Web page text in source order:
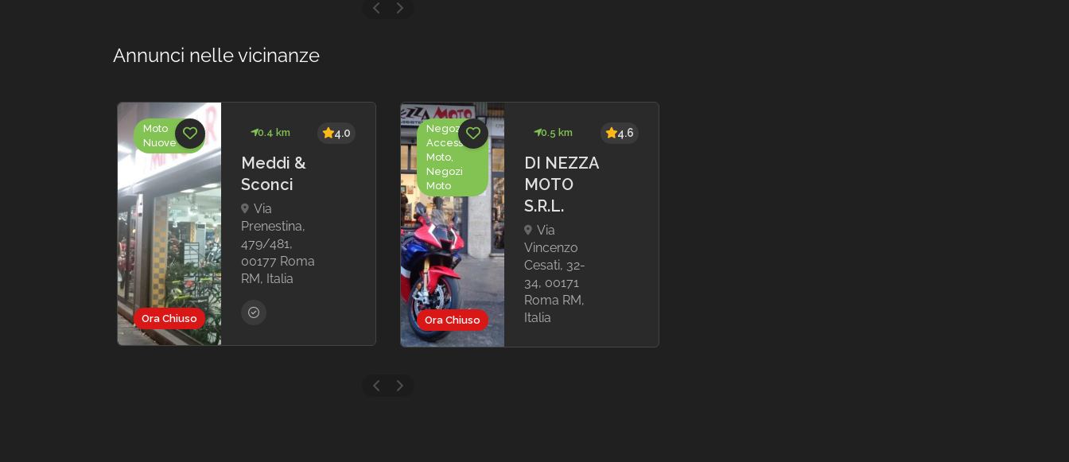
Annunci nelle vicinanze
Ora Chiuso
Moto
Nuove
0.4 km
Meddi &
Sconci
Via
Prenestina,
479/481,
00177 Roma
RM, Italia
4.0
Ora Chiuso
Negozi
Accessori
Moto,
Negozi
Moto
0.5 km
DI NEZZA
MOTO
S.R.L.
Via
Vincenzo
Cesati, 32-
34, 00171
Roma RM,
Italia
4.6